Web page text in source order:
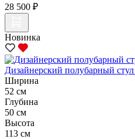
28 500 ₽
Новинка
Дизайнерский полубарный
Ширина
52 см
Глубина
50 см
Высота
113 см